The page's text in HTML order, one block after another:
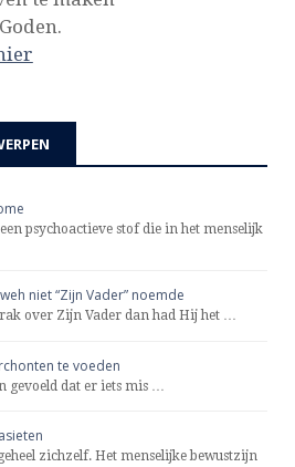
psychoactieve stof die in het menselijk
niet “Zijn Vader” noemde
over Zijn Vader dan had Hij het …
te voeden
gevoeld dat er iets mis …
zichzelf. Het menselijke bewustzijn